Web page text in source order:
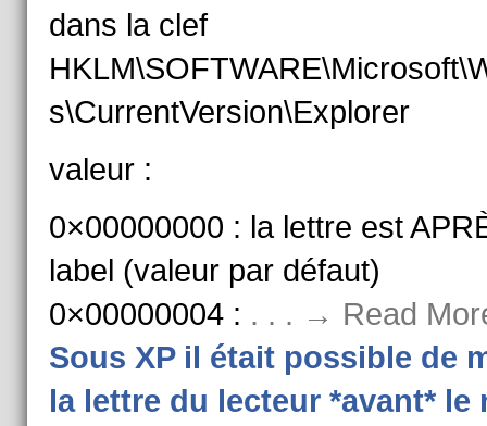
dans la clef
s\CurrentVersion\Explorer
valeur :
0×00000000 : la lettre est
label (valeur par défaut)
0×00000004 : . . . → Read
Sous XP il était possible de
la lettre du lecteur *avant* le